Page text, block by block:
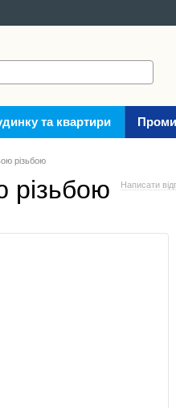
та квартири
різьбою
різьбою Написати